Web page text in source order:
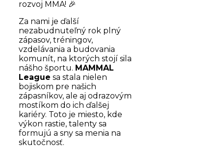
rozvoj MMA! 🎉
Za nami je ďalší
nezabudnuteľný rok plný
zápasov, tréningov,
vzdelávania a budovania
komunít, na ktorých stojí sila
nášho športu. MAMMAL
League sa stala nielen
bojiskom pre našich
zápasníkov, ale aj odrazovým
mostíkom do ich ďalšej
kariéry. Toto je miesto, kde
výkon rastie, talenty sa
formujú a sny sa menia na
skutočnosť.